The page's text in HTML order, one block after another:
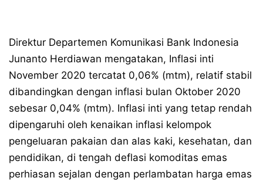
Direktur Departemen Komunikasi Bank Indonesia
Junanto Herdiawan mengatakan, Inflasi inti
November 2020 tercatat 0,06% (mtm), relatif stabil
dibandingkan dengan inflasi bulan Oktober 2020
sebesar 0,04% (mtm). Inflasi inti yang tetap rendah
dipengaruhi oleh kenaikan inflasi kelompok
pengeluaran pakaian dan alas kaki, kesehatan, dan
pendidikan, di tengah deflasi komoditas emas
perhiasan sejalan dengan perlambatan harga emas